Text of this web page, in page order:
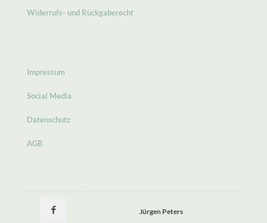
Widerrufs- und Rückgaberecht
Impressum
Social Media
Datenschutz
AGB
Jürgen Peters